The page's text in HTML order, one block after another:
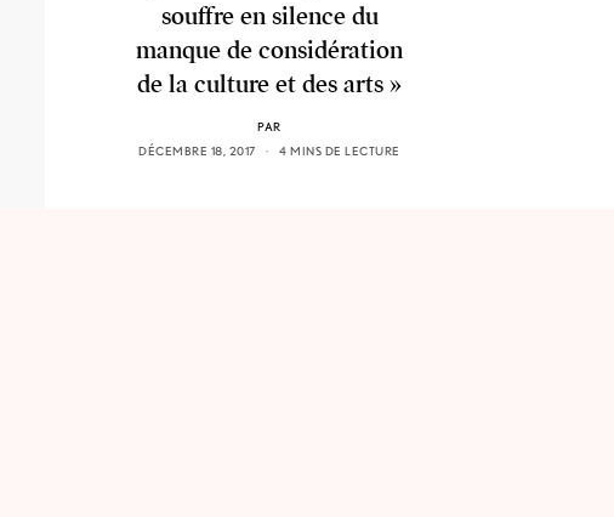
souffre en silence du
manque de considération
de la culture et des arts »
PAR
DÉCEMBRE 18, 2017
4 MINS DE LECTURE